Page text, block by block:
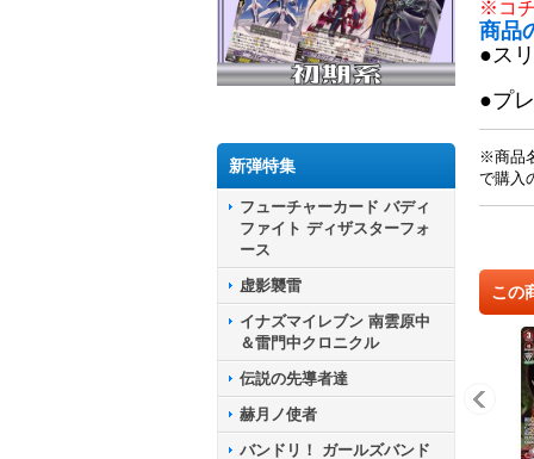
新弾特集
フューチャーカード バディ
ファイト ディザスターフォ
ース
虚影襲雷
イナズマイレブン 南雲原中
＆雷門中クロニクル
伝説の先導者達
赫月ノ使者
バンドリ！ ガールズバンド
※コ
商品
●ス
●プ
※商品
で購入
この